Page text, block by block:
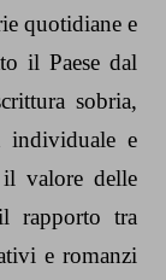
quotidiane e
il Paese dal
sobria,
individuale e
valore delle
rapporto tra
e romanzi